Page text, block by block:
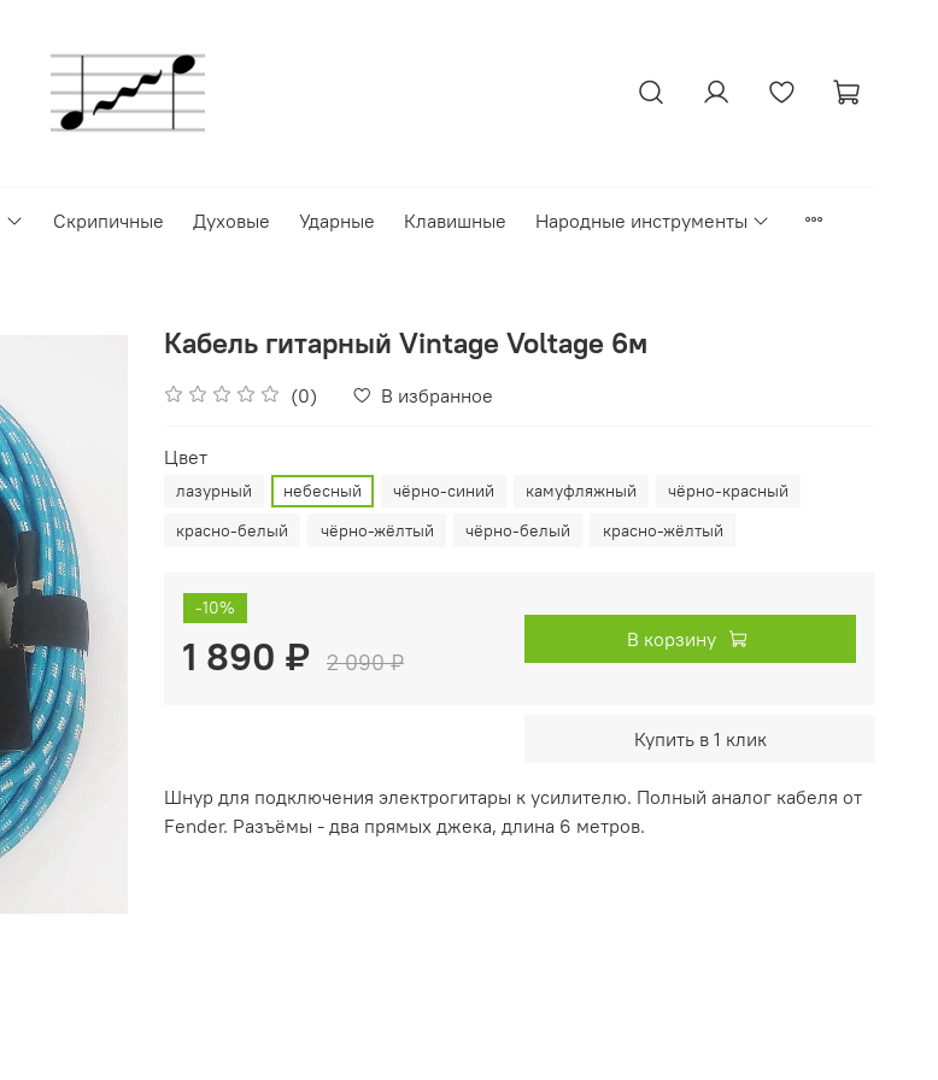
Скрипичные Духовые Ударные Клавишные Народные инструменты
Кабель гитарный Vintage Voltage 6м
(0) В избранное
Цвет
лазурный небесный чёрно-синий камуфляжный
чёрно-красный
красно-белый
чёрно-жёлтый чёрно-белый красно-жёлтый
-10%
1 890 ₽ 2 090 ₽
В корзину
Купить в 1 клик
Шнур для подключения электрогитары к усилителю. Полный аналог кабеля от
Fender. Разъёмы - два прямых джека, длина 6 метров.